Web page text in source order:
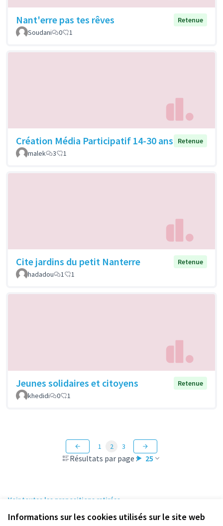
Informations sur les cookies utilisés sur le site web
Nant'erre pas tes rêves
Retenue
Soudani
0 1
Création Média Participatif 14-30 ans
Retenue
malek
3 1
Cite jardins du petit Nanterre
Retenue
hadadou
1 1
Jeunes solidaires et citoyens
Retenue
khedidi
0 1
Résultats par page : 25
1 2 3
Voir toutes les propositions retirées